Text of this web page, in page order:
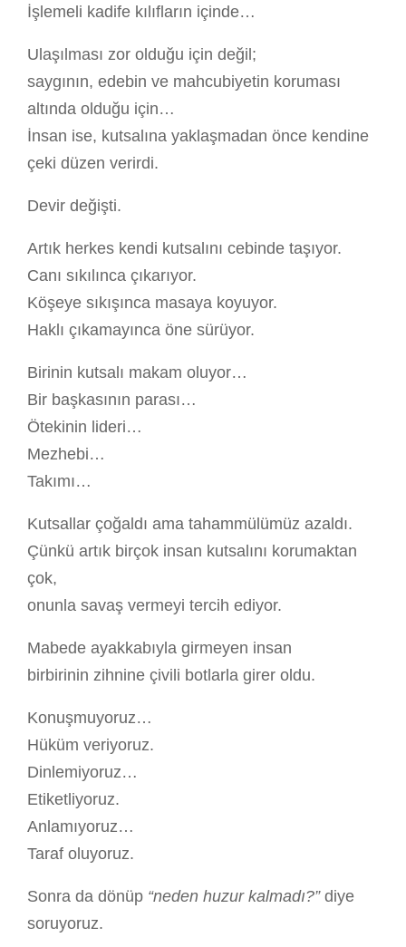
İşlemeli kadife kılıfların içinde…
Ulaşılması zor olduğu için değil;
saygının, edebin ve mahcubiyetin koruması
altında olduğu için…
İnsan ise, kutsalına yaklaşmadan önce kendine
çeki düzen verirdi.
Devir değişti.
Artık herkes kendi kutsalını cebinde taşıyor.
Canı sıkılınca çıkarıyor.
Köşeye sıkışınca masaya koyuyor.
Haklı çıkamayınca öne sürüyor.
Birinin kutsalı makam oluyor…
Bir başkasının parası…
Ötekinin lideri…
Mezhebi…
Takımı…
Kutsallar çoğaldı ama tahammülümüz azaldı.
Çünkü artık birçok insan kutsalını korumaktan
çok,
onunla savaş vermeyi tercih ediyor.
Mabede ayakkabıyla girmeyen insan
birbirinin zihnine çivili botlarla girer oldu.
Konuşmuyoruz…
Hüküm veriyoruz.
Dinlemiyoruz…
Etiketliyoruz.
Anlamıyoruz…
Taraf oluyoruz.
Sonra da dönüp “neden huzur kalmadı?”diye
soruyoruz.